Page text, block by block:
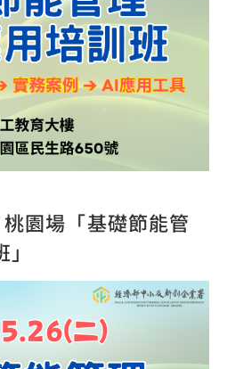
園場「基礎節能管